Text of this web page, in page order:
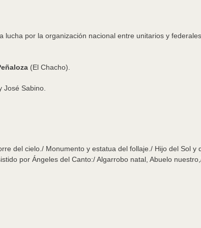
por la organización nacional entre unitarios y
(El Chacho).
Sabino.
del cielo./ Monumento y estatua del follaje./ Hijo del Sol y
por Ángeles del Canto:/ Algarrobo natal, Abuelo